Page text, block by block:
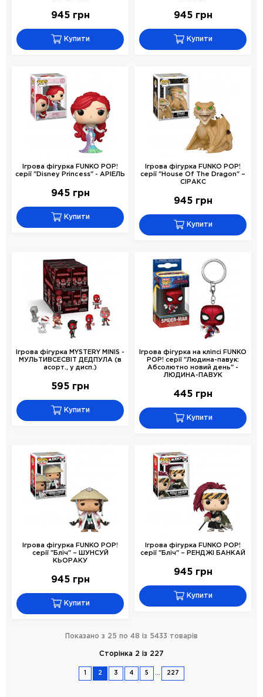
945 грн
Купити
945 грн
Купити
Ігрова фігурка FUNKO POP!
серії "Disney Princess" - АРІЕЛЬ
945 грн
Купити
Ігрова фігурка FUNKO POP!
серії "House Of The Dragon" –
СIРАКС
945 грн
Купити
Ігрова фігурка MYSTERY MINIS -
МУЛЬТИВСЕСВІТ ДЕДПУЛА (в
асорт., у дисп.)
595 грн
Купити
Ігрова фігурка на кліпсі FUNKO
POP! серії "Людина-павук:
Абсолютно новий день" -
ЛЮДИНА-ПАВУК
445 грн
Купити
Ігрова фігурка FUNKO POP!
серії "Бліч" – ШУНСУЙ
КЬОРАКУ
945 грн
Купити
Ігрова фігурка FUNKO POP!
серії "Бліч" – РЕНДЖІ БАНКАЙ
945 грн
Купити
Показано з 25 по 48 із 5433 товарів
Сторінка 2 із 227
2 3 4 5 227